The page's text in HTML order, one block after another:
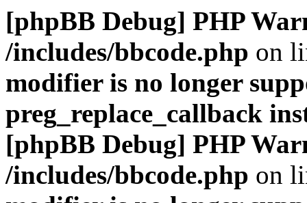
[phpBB Debug] PHP
/includes/bbcode.php on
modifier is no longer
preg_replace_callback
[phpBB Debug] PHP
/includes/bbcode.php on